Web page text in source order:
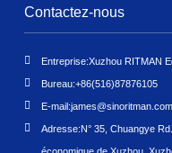
Contactez-nous
Entreprise:Xuzhou RITMAN
Bureau:+86(516)87876105
E-mail:james@sinoritman.com
Adresse:N° 35, Chuangye